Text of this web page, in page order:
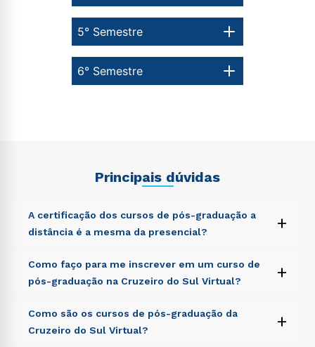
6° Semestre
5° Semestre
Principais dúvidas
A certificação dos cursos de pós-graduação a
distância é a mesma da presencial?
+
Sed ut perspiciatis unde omnis iste natus error sit
voluptatem accusantium doloremque laudantium,
totam rem aperiam, eaque ipsa quae ab illo inventore
explicabo. Nemo enim ipsam voluptatem quia
voluptas sit aspernatur aut odit aut fugit, sed quia
Como faço para me inscrever em um curso de
pós-graduação na Cruzeiro do Sul Virtual?
+
Sed ut perspiciatis unde omnis iste natus error sit
voluptatem accusantium doloremque laudantium,
totam rem aperiam, eaque ipsa quae ab illo inventore
Como são os cursos de pós-graduação da
Cruzeiro do Sul Virtual?
+